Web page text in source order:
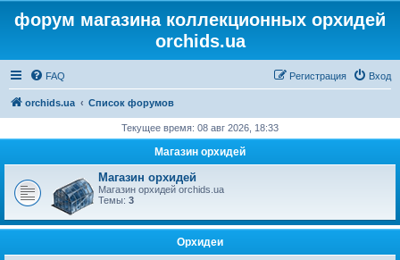
форум магазина коллекционных орхидей
orchids.ua
FAQ Вход
Регистрация
orchids.ua Список форумов
Текущее время: 08 авг 2026, 18:33
Магазин орхидей
Магазин орхидей
Магазин орхидей orchids.ua
Темы: 3
Орхидеи